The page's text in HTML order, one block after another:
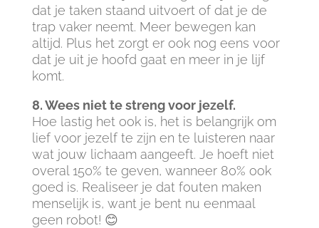
dat je taken staand uitvoert of dat je de
trap vaker neemt. Meer bewegen kan
altijd. Plus het zorgt er ook nog eens voor
dat je uit je hoofd gaat en meer in je lijf
komt.
8. Wees niet te streng voor jezelf.
Hoe lastig het ook is, het is belangrijk om
lief voor jezelf te zijn en te luisteren naar
wat jouw lichaam aangeeft. Je hoeft niet
overal 150% te geven, wanneer 80% ook
goed is. Realiseer je dat fouten maken
menselijk is, want je bent nu eenmaal
geen robot! 😊